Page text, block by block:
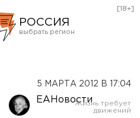
РОССИЯ
Оренбург
[18+]
5 МАРТА 2012 В 17:04
ЕАНовости